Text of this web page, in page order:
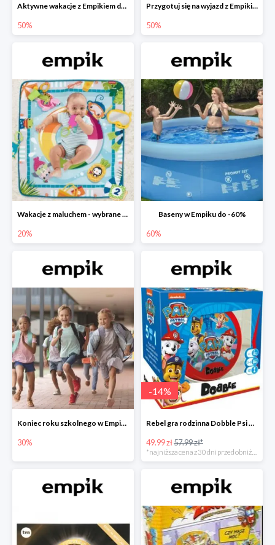
Aktywne wakacje z Empikiem do -50%
50%
Przygotuj się na wyjazd z Empikiem - rabaty do -50%
50%
Wakacje z maluchem - wybrane zabawki Fisher-Price w Empiku-20%
20%
Baseny w Empiku do -60%
60%
Koniec roku szkolnego w Empiku - prezenty dla dzieci i nauczycieli do -30%
30%
-14%
Rebel gra rodzinna Dobble Psi Patrol w Empiku Premium
49.99 zł57.99 zł*